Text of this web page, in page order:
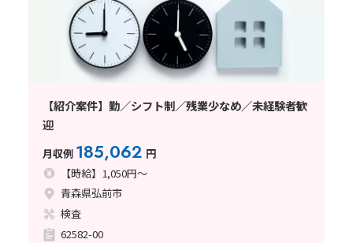
【紹介案件】勤／シフト制／残業少なめ／未経験者歓
迎
月収例 185,062 円
【時給】1,050円～
青森県弘前市
検査
62582-00